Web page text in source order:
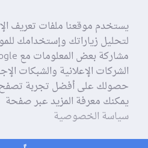
يستخدم موقعنا ملفات تعريف
لتحليل زياراتك وإستخدامك
الشركات الإعلانية والشبكات
حصولك على أفضل تجربة
يمكنك معرفة المزيد عبر صفحة
سياسة الخصوصية